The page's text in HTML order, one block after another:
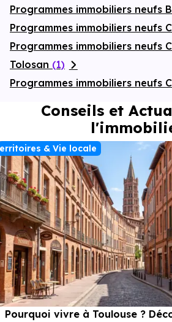
Programmes immobiliers neufs
Programmes immobiliers neufs
Programmes immobiliers neufs
Tolosan (1)
Programmes immobiliers neufs
Conseils et
& Vie locale
Pourquoi vivre à Toulouse ?